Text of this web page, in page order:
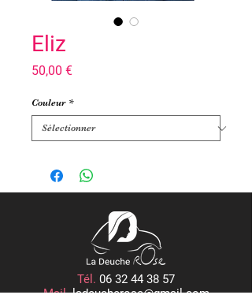
Eliz
50,00 €Prix
Couleur *
Tél. 06 32 44 38 57
Mail.ladeucherose@gmail.com